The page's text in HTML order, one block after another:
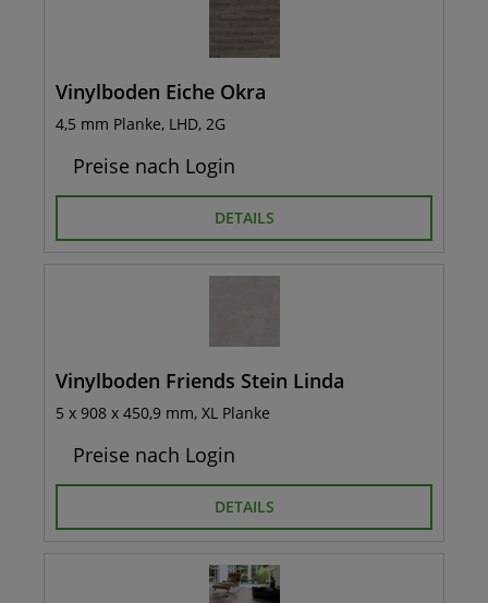
Vinylboden Eiche Okra
4,5 mm Planke, LHD, 2G
Preise nach Login
DETAILS
Vinylboden Friends Stein Linda
5 x 908 x 450,9 mm, XL Planke
Preise nach Login
DETAILS